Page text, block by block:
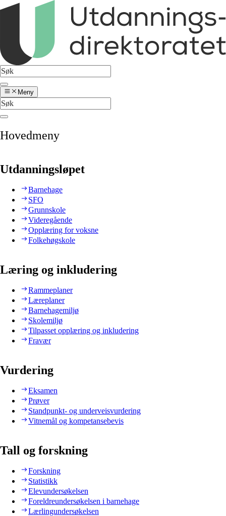
Meny
Hovedmeny
Utdanningsløpet
Barnehage
SFO
Grunnskole
Videregående
Opplæring for voksne
Folkehøgskole
Læring og inkludering
Rammeplaner
Læreplaner
Barnehagemiljø
Skolemiljø
Tilpasset opplæring og inkludering
Fravær
Vurdering
Eksamen
Prøver
Standpunkt- og underveisvurdering
Vitnemål og kompetansebevis
Tall og forskning
Forskning
Statistikk
Elevundersøkelsen
Foreldreundersøkelsen i barnehage
Lærlingundersøkelsen